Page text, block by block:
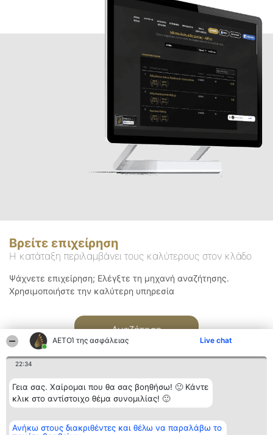
ΑΕΤΟΊ της ασφάλειας Live chat
22:34
Γεια σας. Χαίρομαι που θα σας βοηθήσω! 🙂 Κάντε
κλικ στο αντίστοιχο θέμα συνομιλίας! 🙂
Ανήκω στους διακριθέντες και θέλω να παραλάβω το
Βρείτε επιχείρηση
Η κατάταξη περιλαμβάνει τους καλύτερους στον κλάδο
Ψάχνετε επιχείρηση; Ελέγξτε τη μηχανή αναζήτησης.
Χρησιμοποιήστε την καλύτερη υπηρεσία
Αναζήτηση
Διοργανωτής της
κατάταξης
Κατάταξη
Διακριθέντες
Επικοινωνία
Επικοινωνία